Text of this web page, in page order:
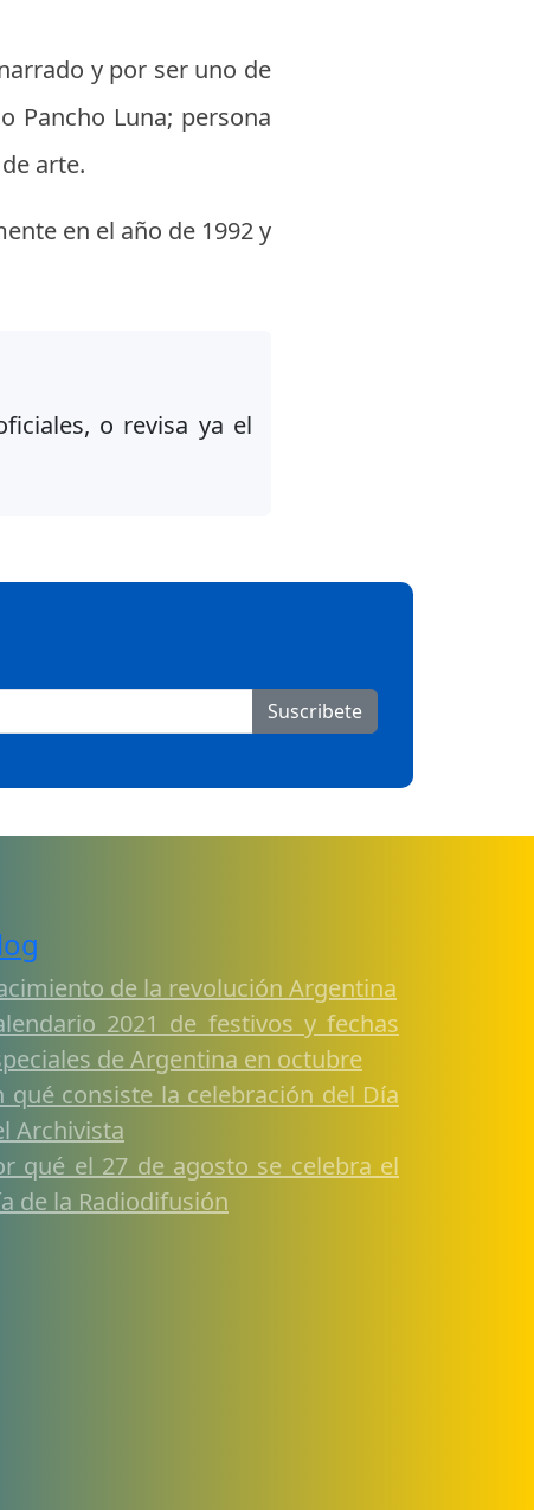
y por ser uno de
Pancho Luna; persona
arte.
en el año de 1992 y
o revisa ya el
Suscribete
de la revolución Argentina
2021 de festivos y fechas
de Argentina en octubre
qué consiste la celebración del Día
Archivista
qué el 27 de agosto se celebra el
de la Radiodifusión